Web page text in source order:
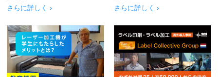
さらに詳しく ›
さらに詳しく ›